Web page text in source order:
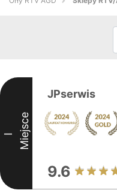
I Miejsce
JPserwis
9.6